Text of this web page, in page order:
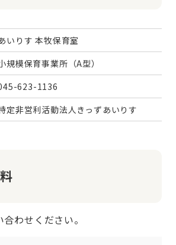
いりす 本牧保育室
規模保育事業所（A型）
623-1136
定非営利活動法人きっずあいりす
わせください。